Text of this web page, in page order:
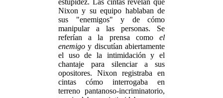
estupidez. Las cintas revelan que
Nixon y su equipo hablaban de
sus "enemigos" y de cómo
manipular a las personas. Se
referían a la prensa como el
enemigo y discutían abiertamente
el uso de la intimidación y el
chantaje para silenciar a sus
opositores. Nixon registraba en
cintas cómo interrogaba en
terreno pantanoso-incriminatorio,